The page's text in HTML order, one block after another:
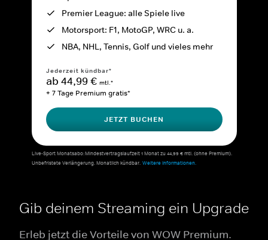
Premier League: alle Spiele live
Motorsport: F1, MotoGP, WRC u. a.
NBA, NHL, Tennis, Golf und vieles mehr
Jederzeit kündbar*
ab 44,99 € mtl.*
+ 7 Tage Premium gratis*
JETZT BUCHEN
Live-Sport Monatsabo: Mindestvertragslaufzeit 1 Monat zu 44,99 € mtl. (ohne Premium).
Unbefristete Verlängerung. Monatlich kündbar. Weitere Informationen.
Gib deinem Streaming ein Upgrade
Erleb jetzt die Vorteile von WOW Premium.